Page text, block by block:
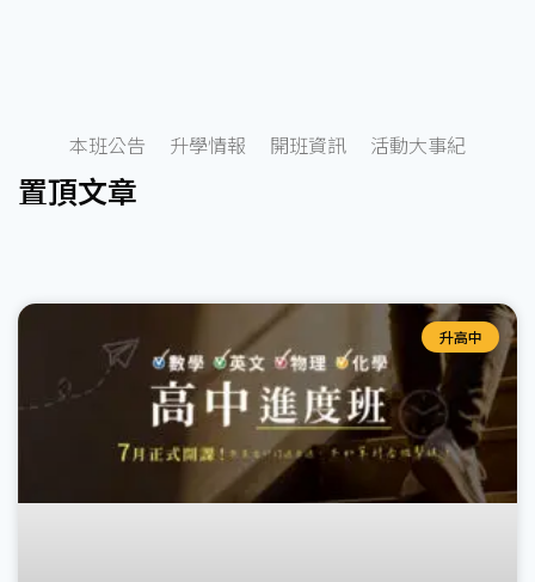
本班公告 升學情報 開班資訊 活動大事紀
置頂文章
升高中